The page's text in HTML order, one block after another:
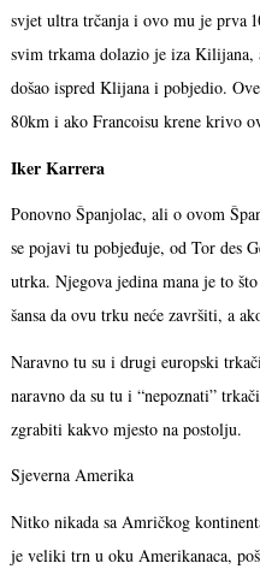
svjet ultra trčanja i ovo mu je prva
svim trkama dolazio je iza Kilijana,
došao ispred Klijana i pobjedio.
80km i ako Francoisu krene krivo
Iker Karrera
Ponovno Španjolac, ali o ovom
se pojavi tu pobjeđuje, od Tor des
utrka. Njegova jedina mana je to
šansa da ovu trku neće završiti, a
Naravno tu su i drugi europski
naravno da su tu i “nepoznati”
zgrabiti kakvo mjesto na postolju.
Sjeverna Amerika
Nitko nikada sa Amričkog
je veliki trn u oku Amerikanaca,